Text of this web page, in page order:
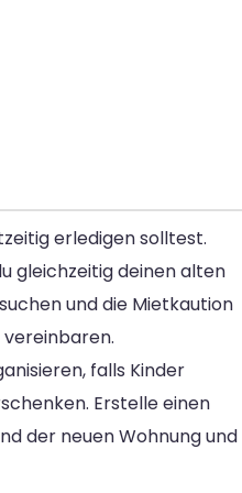
erledigen solltest.
gleichzeitig deinen alten
und die Mietkaution
vereinbaren.
falls Kinder
Erstelle einen
der neuen Wohnung und